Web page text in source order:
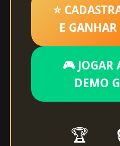
⭐
E
🎮 JOGAR
DEMO
🏆